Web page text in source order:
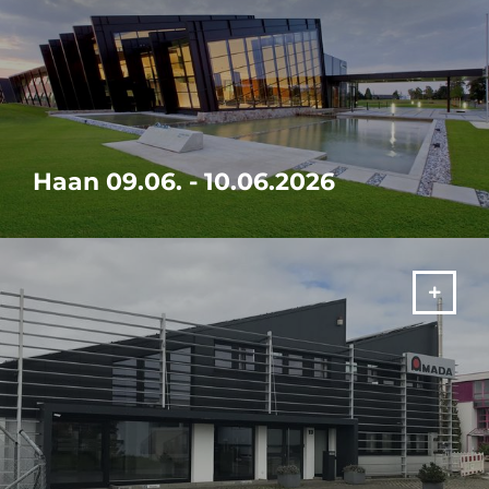
Haan 09.06. - 10.06.2026
Maak samen met ons een hernieuwde start en breng uw
machinepark naar de laatste stand van de hedendaagse